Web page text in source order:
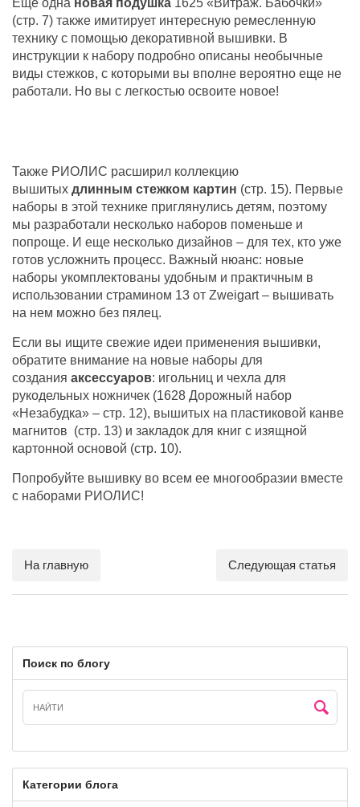
Еще одна новая подушка 1625 «Витраж. Бабочки»
(стр. 7) также имитирует интересную ремесленную
технику с помощью декоративной вышивки. В
инструкции к набору подробно описаны необычные
виды стежков, с которыми вы вполне вероятно еще не
работали. Но вы с легкостью освоите новое!
Также РИОЛИС расширил коллекцию
вышитых длинным стежком картин (стр. 15). Первые
наборы в этой технике приглянулись детям, поэтому
мы разработали несколько наборов поменьше и
попроще. И еще несколько дизайнов – для тех, кто уже
готов усложнить процесс. Важный нюанс: новые
наборы укомплектованы удобным и практичным в
использовании страмином 13 от Zweigart – вышивать
на нем можно без пялец.
Если вы ищите свежие идеи применения вышивки,
обратите внимание на новые наборы для
создания аксессуаров: игольниц и чехла для
рукодельных ножничек (1628 Дорожный набор
«Незабудка» – стр. 12), вышитых на пластиковой канве
магнитов (стр. 13) и закладок для книг с изящной
картонной основой (стр. 10).
Попробуйте вышивку во всем ее многообразии вместе
с наборами РИОЛИС!
На главную Следующая статья
Поиск по блогу
Категории блога